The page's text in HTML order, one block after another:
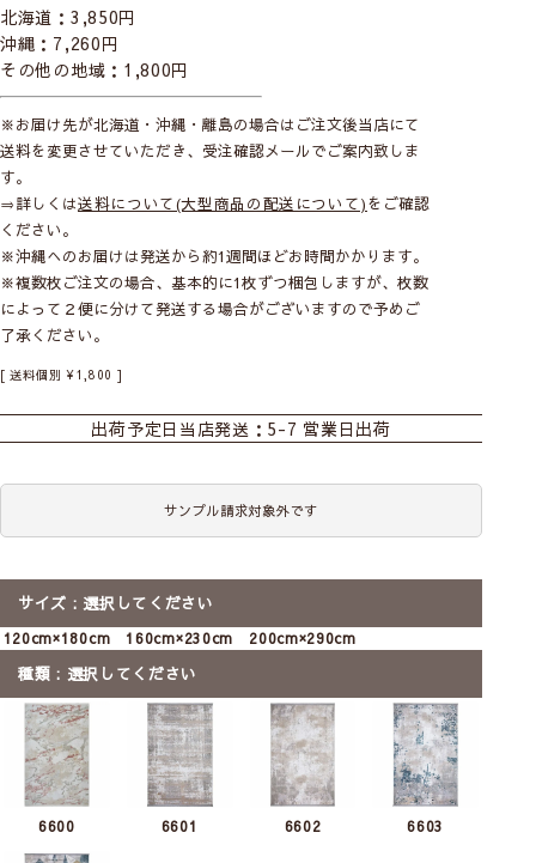
北海道：3,850円
沖縄：7,260円
その他の地域：1,800円
※お届け先が北海道・沖縄・離島の場合はご注文後当店にて
送料を変更させていただき、受注確認メールでご案内致しま
す。
⇒詳しくは送料について(大型商品の配送について)をご確認
ください。
※沖縄へのお届けは発送から約1週間ほどお時間かかります。
※複数枚ご注文の場合、基本的に1枚ずつ梱包しますが、枚数
によって２便に分けて発送する場合がございますので予めご
了承ください。
送料個別 ¥1,800
出荷予定日 当店発送：5-7 営業日出荷
サンプル請求対象外です
種類 選択してください
6600 6601 6602 6603
サイズ 選択してください
120cm×180cm 160cm×230cm 200cm×290cm